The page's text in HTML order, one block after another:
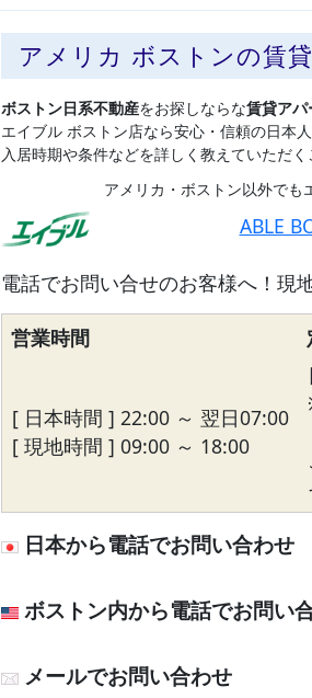
アメリカ ボストンの賃
ボストン日系不動産をお探しならな賃貸ア
エイブル ボストン店なら安心・信頼の日本
入居時期や条件などを詳しく教えていただ
アメリカ・ボストン以外でも
ABLE
電話でお問い合せのお客様へ！現
営業時間
[ 日本時間 ] 22:00 ～ 翌日07:00
[ 現地時間 ] 09:00 ～ 18:00
日本から電話でお問い合わせ
ボストン内から電話でお問い
メールでお問い合わせ